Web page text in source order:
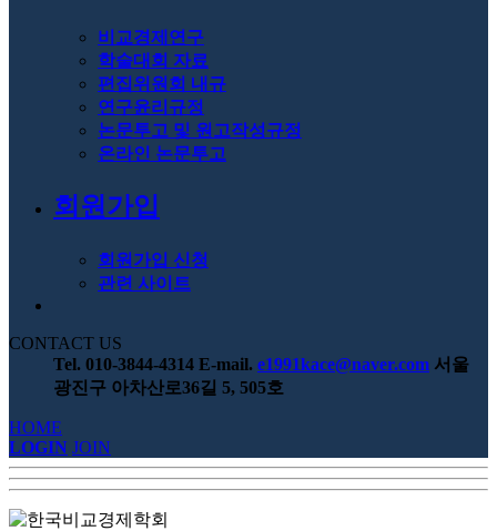
비교경제연구
학술대회 자료
편집위원회 내규
연구윤리규정
논문투고 및 원고작성규정
온라인 논문투고
회원가입
회원가입 신청
관련 사이트
CONTACT US
Tel. 010-3844-4314 E-mail. e1991kace@naver.com 서울
광진구 아차산로36길 5, 505호
HOME
LOGIN JOIN